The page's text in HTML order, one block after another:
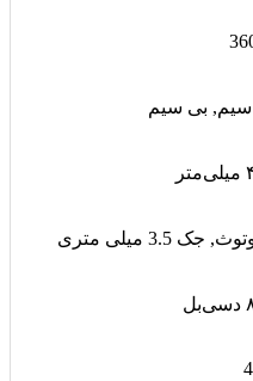
سیم, بی سیم
جک 3.5 میلی متری